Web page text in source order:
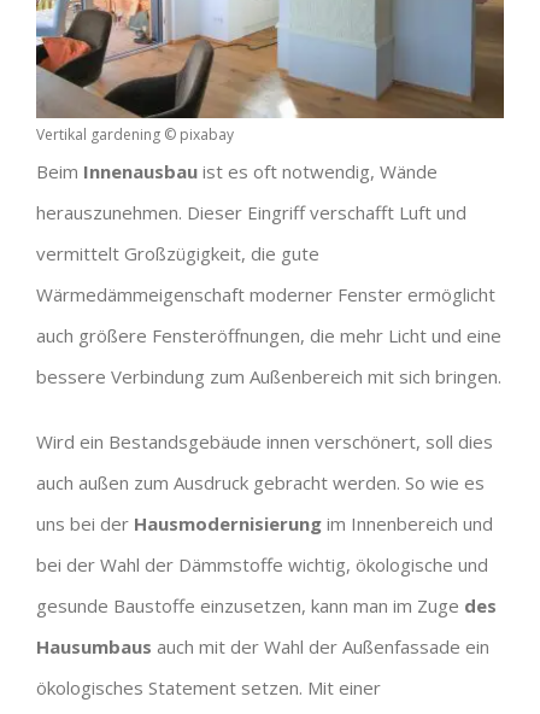
Vertikal gardening © pixabay
Beim Innenausbau ist es oft notwendig, Wände
herauszunehmen. Dieser Eingriff verschafft Luft und
vermittelt Großzügigkeit, die gute
Wärmedämmeigenschaft moderner Fenster ermöglicht
auch größere Fensteröffnungen, die mehr Licht und eine
bessere Verbindung zum Außenbereich mit sich bringen.
Wird ein Bestandsgebäude innen verschönert, soll dies
auch außen zum Ausdruck gebracht werden. So wie es
uns bei der Hausmodernisierung im Innenbereich und
bei der Wahl der Dämmstoffe wichtig, ökologische und
gesunde Baustoffe einzusetzen, kann man im Zuge des
Hausumbaus auch mit der Wahl der Außenfassade ein
ökologisches Statement setzen. Mit einer